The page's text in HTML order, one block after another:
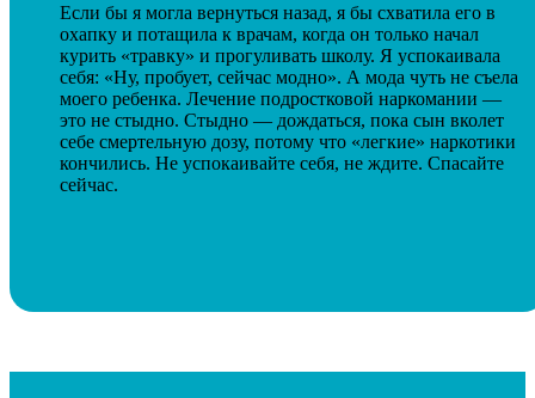
Если бы я могла вернуться назад, я бы схватила его в
охапку и потащила к врачам, когда он только начал
курить «травку» и прогуливать школу. Я успокаивала
себя: «Ну, пробует, сейчас модно». А мода чуть не съела
моего ребенка. Лечение подростковой наркомании —
это не стыдно. Стыдно — дождаться, пока сын вколет
себе смертельную дозу, потому что «легкие» наркотики
кончились. Не успокаивайте себя, не ждите. Спасайте
сейчас.